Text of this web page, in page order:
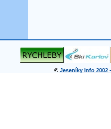
© Jeseníky Info 2002